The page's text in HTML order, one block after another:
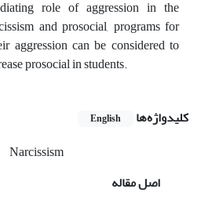
role of aggression in the
and prosocial, programs for
aggression can be considered to
prosocial in students.
کلیدواژه‌ها English
Narcissism
اصل مقاله